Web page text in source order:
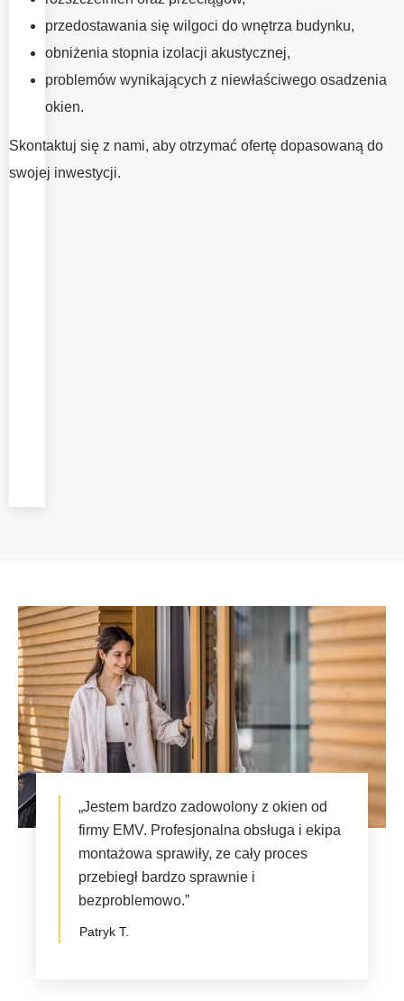
instalacja okien ma
znaczenie jak wybór
odpowiednich okien.
To właśnie od
zależy szczelność,
wygoda użytkowania
przedostawania się wilgoci do wnętrza budynku,
obniżenia stopnia izolacji akustycznej,
problemów wynikających z niewłaściwego osadzenia
okien.
Skontaktuj się z nami, aby otrzymać ofertę dopasowaną do
swojej inwestycji.
„Jestem bardzo zadowolony z okien od
firmy EMV. Profesjonalna obsługa i ekipa
montażowa sprawiły, ze cały proces
przebiegł bardzo sprawnie i
bezproblemowo.”
Patryk T.